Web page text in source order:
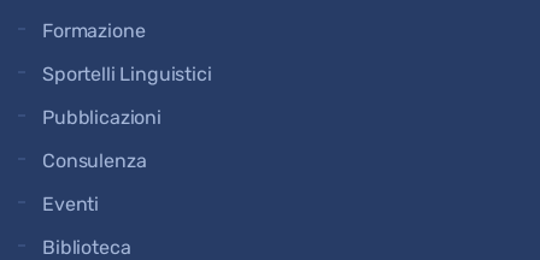
Formazione
Sportelli Linguistici
Pubblicazioni
Consulenza
Eventi
Biblioteca